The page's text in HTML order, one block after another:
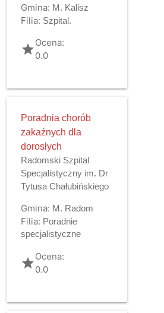
Gmina: M. Kalisz
Filia: Szpital.
gradeOcena:
0.0
Poradnia chorób
zakaźnych dla
dorosłych
Radomski Szpital
Specjalistyczny im. Dr
Tytusa Chałubińskiego
Gmina: M. Radom
Filia: Poradnie
specjalistyczne
gradeOcena:
0.0